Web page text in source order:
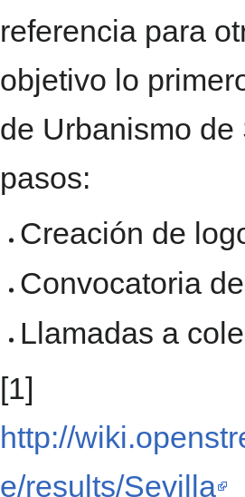
referencia para
objetivo lo
de Urbanismo
pasos:
Creación de
Convocatoria
Llamadas a
[1]
http://
e/results/Sevilla